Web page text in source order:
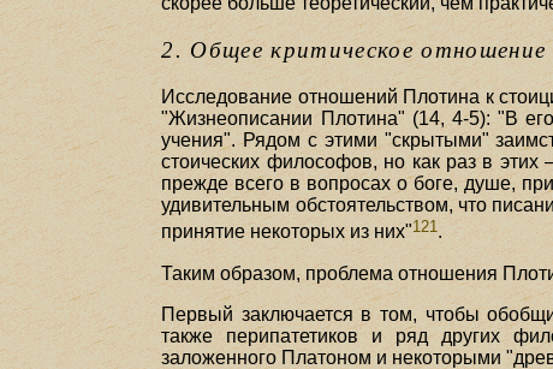
2. Общее критическое
Исследование отношений Плотина к
"Жизнеописании Плотина" (14, 4-5): "В
учения". Рядом с этими "скрытыми"
стоических философов, но как раз в этих
прежде всего в вопросах о боге, душе,
удивительным обстоятельством, что
принятие некоторых из них"121 .
Таким образом, проблема отношения
Первый заключается в том, чтобы
также перипатетиков и ряд других
заложенного Платоном и некоторыми